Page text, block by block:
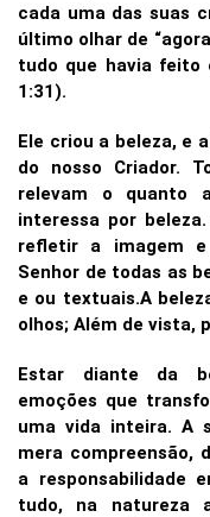
cada uma das suas
último olhar de
tudo que havia feito
1:31).
Ele criou a beleza, e
do nosso Criador.
relevam o quanto
interessa por
refletir a imagem e
Senhor de todas as
e ou textuais.A
olhos; Além de vista,
Estar diante da
emoções que
uma vida inteira. A
mera compreensão,
a responsabilidade
tudo, na natureza